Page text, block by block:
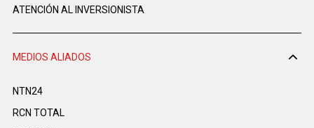
ATENCIÓN AL INVERSIONISTA
MEDIOS ALIADOS
NTN24
RCN TOTAL